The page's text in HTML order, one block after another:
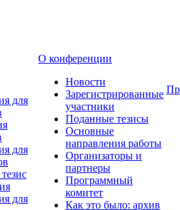
для
для
для
О конференции
Новости
Зарегистрированные
участники
Поданные тезисы
Основные
направления работы
Организаторы и
партнеры
Программный
комитет
Как это было: архив